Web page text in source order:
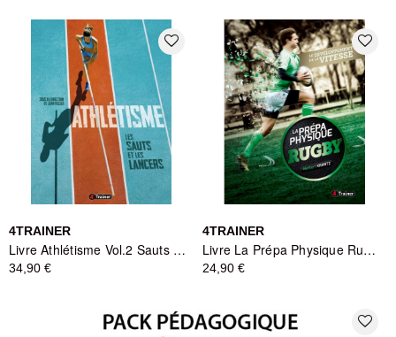
favorite_border
4TRAINER
Livre Athlétisme Vol.2 Sauts et Lancers - 4TRAINER
34,90 €
favorite_border
4TRAINER
Livre La Prépa Physique Rugby - Développement de la Vitesse - 4TRAINER
24,90 €
favorite_border